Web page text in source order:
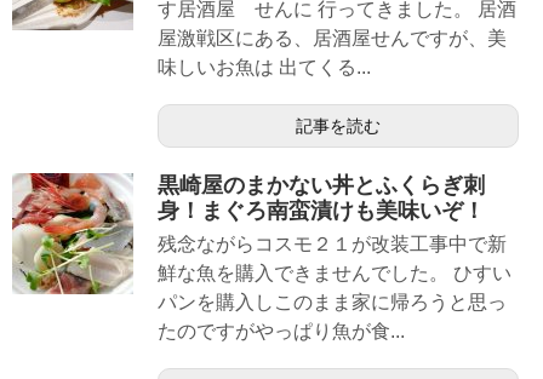
す居酒屋 せんに 行ってきました。 居酒
屋激戦区にある、居酒屋せんですが、美
味しいお魚は 出てくる...
記事を読む
黒崎屋のまかない丼とふくらぎ刺
身！まぐろ南蛮漬けも美味いぞ！
残念ながらコスモ２１が改装工事中で新
鮮な魚を購入できませんでした。 ひすい
パンを購入しこのまま家に帰ろうと思っ
たのですがやっぱり魚が食...